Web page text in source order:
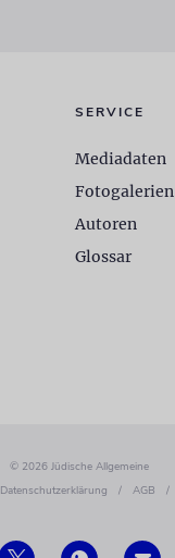
SERVICE
Mediadaten
Fotogalerien
Autoren
Glossar
© 2026 Jüdische Allgemeine
Datenschutzerklärung / AGB /